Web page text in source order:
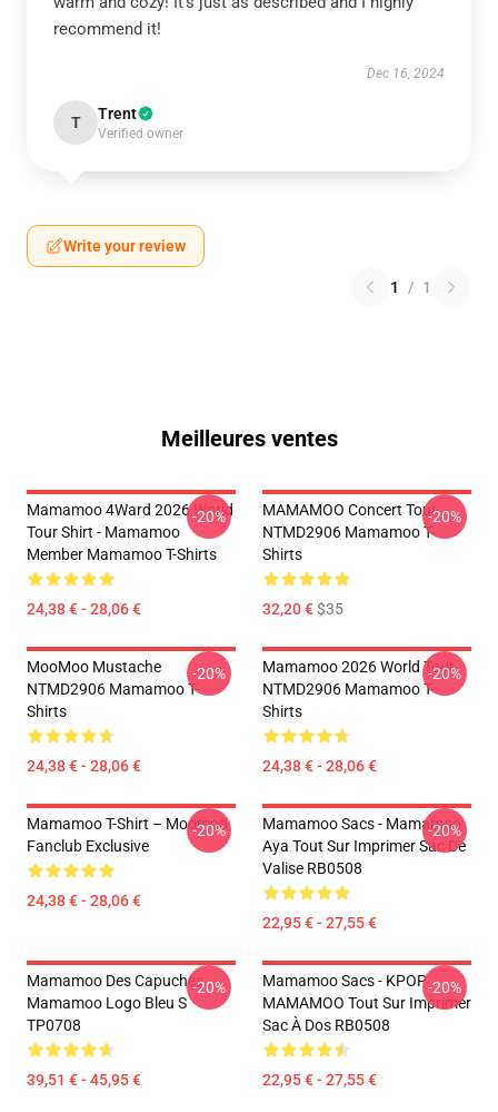
recommend it!
Dec 16, 2024
T Trent
Verified owner
Write your review
1 / 1
Meilleures ventes
Mamamoo 4Ward 2026 World
Tour Shirt - Mamamoo
Member Mamamoo T-Shirts
24,38 € - 28,06 €
-20%
MAMAMOO Concert Tour
NTMD2906 Mamamoo T-
Shirts
32,20 €$35
-20%
MooMoo Mustache
NTMD2906 Mamamoo T-
Shirts
24,38 € - 28,06 €
-20%
Mamamoo 2026 World Tour
NTMD2906 Mamamoo T-
Shirts
24,38 € - 28,06 €
-20%
Mamamoo T-Shirt – Moomoo
Fanclub Exclusive
24,38 € - 28,06 €
-20%
Mamamoo Sacs - Mamamoo
Aya Tout Sur Imprimer Sac De
Valise RB0508
22,95 € - 27,55 €
-20%
Mamamoo Des Capuches...
Mamamoo Logo Bleu S
TP0708
39,51 € - 45,95 €
-20%
Mamamoo Sacs - KPOP
MAMAMOO Tout Sur Imprimer
Sac À Dos RB0508
22,95 € - 27,55 €
-20%